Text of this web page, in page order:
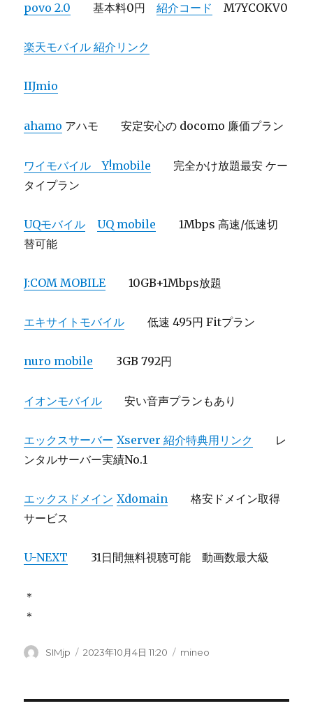
povo 2.0 基本料0円紹介コード M7YCOKV0
楽天モバイル 紹介リンク
IIJmio
ahamo アハモ 安定安心の docomo 廉価プラン
ワイモバイル Y!mobile 完全かけ放題最安 ケー
タイプラン
UQモバイル UQ mobile
1Mbps 高速/低速切
替可能
J:COM MOBILE 10GB+1Mbps放題
エキサイトモバイル 低速 495円 Fitプラン
nuro mobile 3GB 792円
イオンモバイル 安い音声プランもあり
エックスサーバー Xserver 紹介特典用リンク
レ
ンタルサーバー実績No.1
エックスドメイン Xdomain 格安ドメイン取得
サービス
U-NEXT 31日間無料視聴可能 動画数最大級
＊
＊
投
SIMjp
投
2023年10月4日 11:20
カ
リ
mineo